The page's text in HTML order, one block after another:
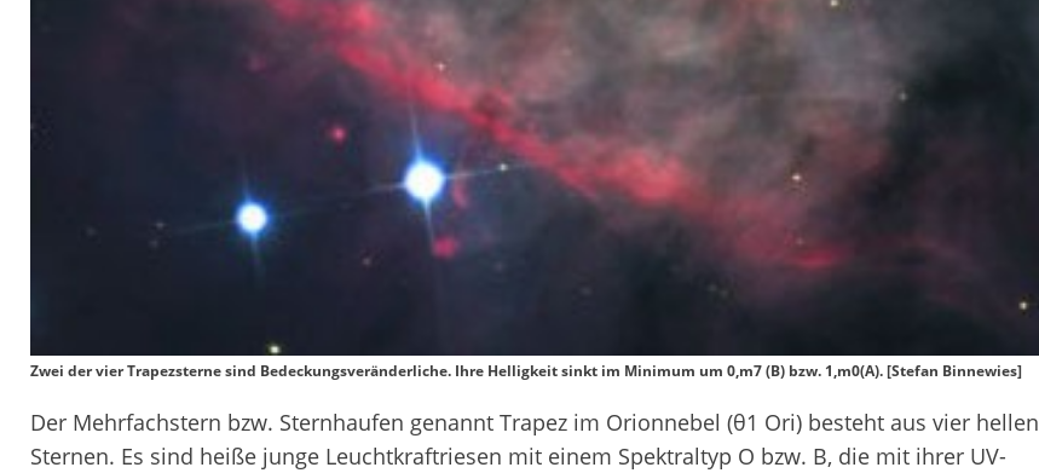
Zwei der vier Trapezsterne sind Bedeckungs­veränderliche. Ihre Helligkeit sinkt im Minimum um 0,m7 (B) bzw. 1,m0(A). [Stefan Binnewies]
Der Mehrfachstern bzw. Sternhaufen genannt Trapez im Orionnebel (θ1 Ori) besteht aus vier hellen
Sternen. Es sind heiße junge Leuchtkraftriesen mit einem Spektraltyp O bzw. B, die mit ihrer UV-